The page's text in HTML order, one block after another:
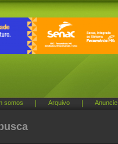
somos Arquivo Anuncie
busca